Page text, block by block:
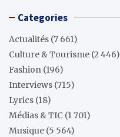
Categories
Actualités (7 661)
Culture & Tourisme (2 446)
Fashion (196)
Interviews (715)
Lyrics (18)
Médias & TIC (1 701)
Musique (5 564)